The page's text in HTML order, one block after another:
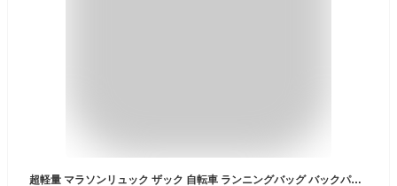
超軽量 マラソンリュック ザック 自転車 ランニングバッグ バックパック デイパック リュック サイクリングバッグ 自転車 バッグ バックパック リュック 光反射 通気 防水 ウォーキング ハイキング ジョギング アウトドア 登山 レース リュックサック スポーツバッグ 通気